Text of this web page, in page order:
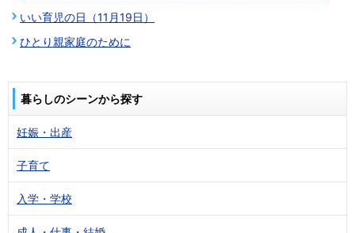
いい育児の日（11月19日）
ひとり親家庭のために
暮らしのシーンから探す
妊娠・出産
子育て
入学・学校